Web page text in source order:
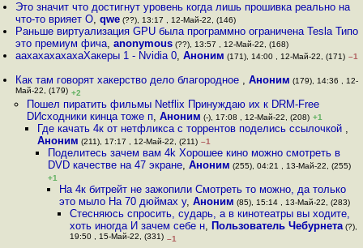
Это значит что достигнут уровень когда лишь прошивка реально на
что-то врияет О,qwe (??), 13:17 , 12-Май-22, (146)
Раньше виртуализация GPU была программно ограничена Tesla Типо
это премиум фича,anonymous (??), 13:57 , 12-Май-22, (168)
аахахахахахаХакеры 1 - Nvidia 0,Аноним (171), 14:00 , 12-Май-22, (171) –1
Как там говорят хакерство дело благородное ,Аноним (179), 14:36 , 12-
Май-22, (179) +2
Пошел пиратить фильмы Netflix Принуждаю их к DRM-Free
DИсходники кинца тоже п, Аноним (-), 17:08 , 12-Май-22, (208) +1
Где качать 4к от нетфликса с торрентов поделись ссылочкой ,
Аноним (211), 17:17 , 12-Май-22, (211) –1
Поделитесь зачем вам 4k Хорошее кино можно смотреть в
DVD качестве на 47 экране,Аноним (255), 04:21 , 13-Май-22, (255)
+1
На 4к битрейт не зажопили Смотреть то можно, да только
это мыло На 70 дюймах у, Аноним (85), 15:14 , 13-Май-22, (283)
Стесняюсь спросить, сударь, а в кинотеатры вы ходите,
хоть иногда И зачем себе н, Пользователь Чебурнета(?),
19:50 , 15-Май-22, (331) –1